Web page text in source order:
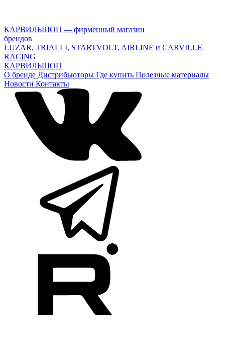
КАРВИЛЬШОП — фирменный магазин
брендов
LUZAR, TRIALLI, STARTVOLT, AIRLINE и CARVILLE
RACING
КАРВИЛЬШОП
О бренде Дистрибьюторы Где купить Полезные материалы
Новости Контакты